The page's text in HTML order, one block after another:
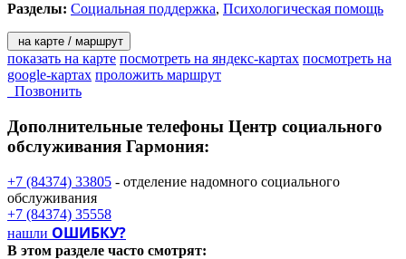
Разделы: Социальная поддержка, Психологическая помощь
на карте / маршрут
показать на карте посмотреть на яндекс-картах посмотреть на
google-картах проложить маршрут
Позвонить
Дополнительные телефоны Центр социального
обслуживания Гармония:
+7 (84374) 33805 - отделение надомного социального
обслуживания
+7 (84374) 35558
нашли ОШИБКУ?
В этом разделе часто смотрят: